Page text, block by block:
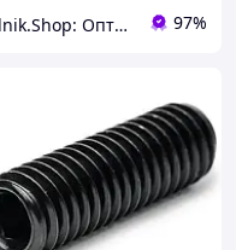
Elnik.Shop: Оптово-роздрібна компанія 97%